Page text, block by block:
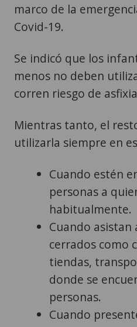
marco de la
Covid-19.
Se indicó que los
menos no deben
corren riesgo de
Mientras tanto, el
utilizarla siempre en
Cuando estén
personas a
habitualmente.
Cuando asistan
cerrados como
tiendas,
donde se
personas.
Cuando